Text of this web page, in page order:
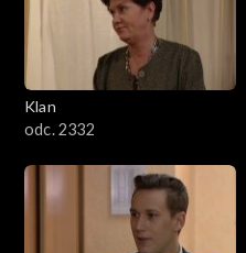
Klan
odc. 2332